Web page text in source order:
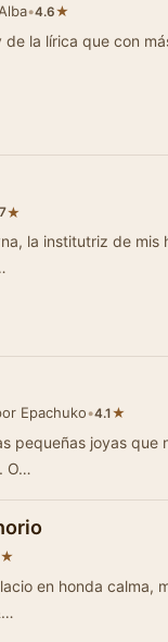
•4.6★
la lírica que con
★
la institutriz de mis
Epachuko•4.1 ★
pequeñas joyas que
O…
★
en honda calma,